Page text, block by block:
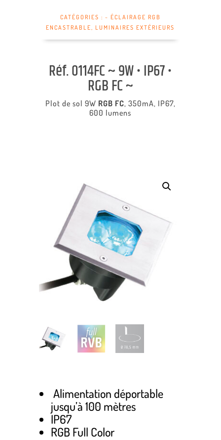
CATÉGORIES : ~ ÉCLAIRAGE RGB
ENCASTRABLE,LUMINAIRES EXTÉRIEURS
Réf. 0114FC ~ 9W • IP67 •
RGB FC ~
Plot de sol 9W RGB FC, 350mA, IP67,
600 lumens
Alimentation déportable
jusqu’à 100 mètres
IP67
RGB Full Color